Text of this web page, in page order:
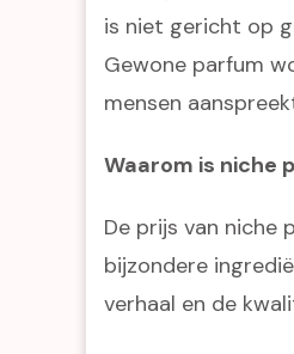
is niet gericht op
Gewone parfum
mensen
Waarom is niche
De prijs van niche
bijzondere
verhaal en de